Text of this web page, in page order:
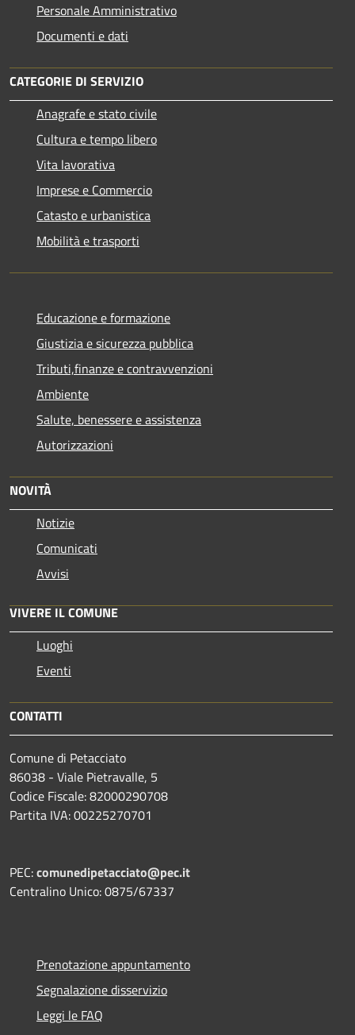
Personale Amministrativo
Documenti e dati
CATEGORIE DI SERVIZIO
Anagrafe e stato civile
Cultura e tempo libero
Vita lavorativa
Imprese e Commercio
Catasto e urbanistica
Mobilità e trasporti
Educazione e formazione
Giustizia e sicurezza pubblica
Tributi,finanze e contravvenzioni
Ambiente
Salute, benessere e assistenza
Autorizzazioni
NOVITÀ
Notizie
Comunicati
Avvisi
VIVERE IL COMUNE
Luoghi
Eventi
CONTATTI
Comune di Petacciato
86038 - Viale Pietravalle, 5
Codice Fiscale: 82000290708
Partita IVA: 00225270701
PEC:comunedipetacciato@pec.it
Centralino Unico: 0875/67337
Prenotazione appuntamento
Segnalazione disservizio
Leggi le FAQ